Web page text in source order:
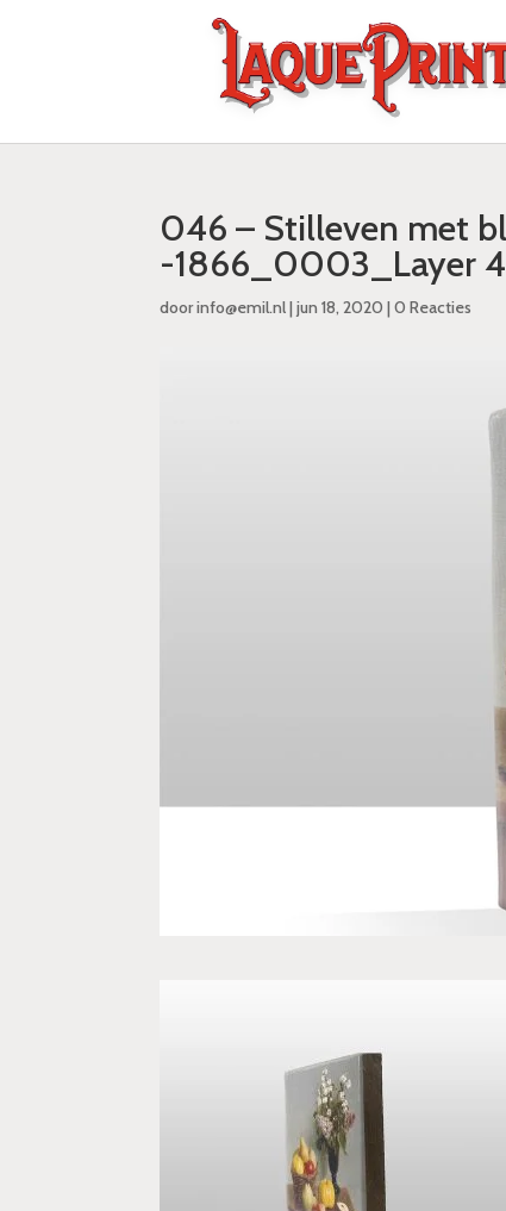
046 – Stilleven met
-1866_0003_Layer 4
doorinfo@emil.nl|jun 18, 2020 |0 Reacties